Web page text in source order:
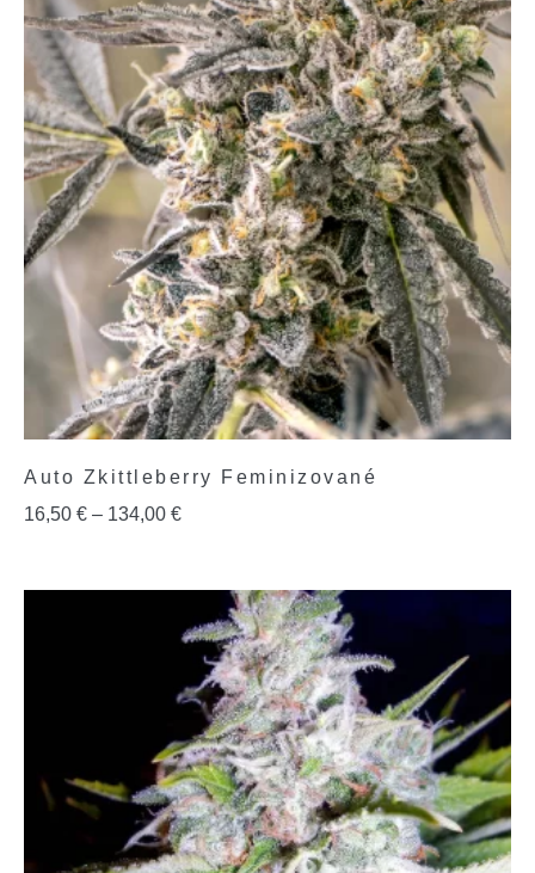
Auto Zkittleberry Feminizované
16,50 € – 134,00 €